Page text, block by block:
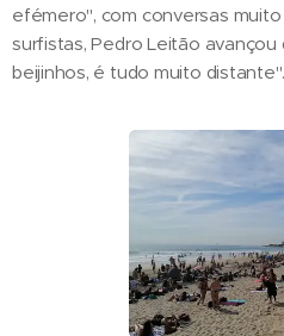
efémero", com conversas
surfistas, Pedro Leitão avançou
beijinhos, é tudo muito distante".